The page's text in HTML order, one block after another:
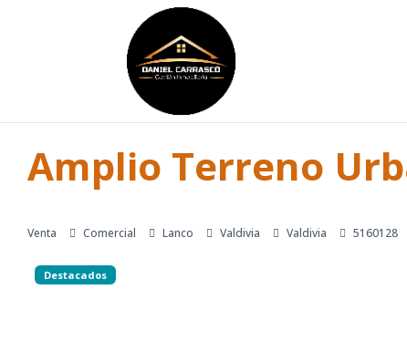
Amplio Terreno
Venta Comercial Lanco Valdivia Valdivia 5160128
Destacados